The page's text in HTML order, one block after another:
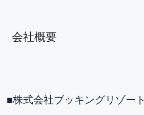
会社概要
■株式会社ブッキングリゾート